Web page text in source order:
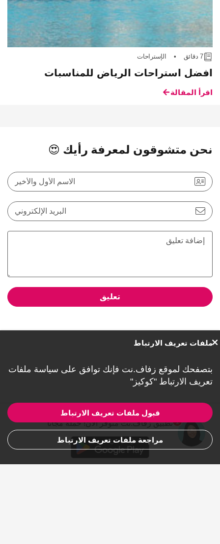
7 دقائق • الإستراحات
افضل استراحات الرياض للمناسبات
اقرأ المقالة
نحن متشوقون لمعرفة رأيك 😍
الاسم الأول والأخير
البريد الإلكتروني
تعليق
تطبيق زفاف.نت متوفر الأن! حملهٌ مجاناً
ملفات تعريف الارتباط
بتصفحك لموقع زفاف.نت فإنك توافق على سياسة ملفات
تعريف الارتباط "كوكيز"
قبول ملفات تعريف الارتباط
مراجعة ملفات تعريف الارتباط
1